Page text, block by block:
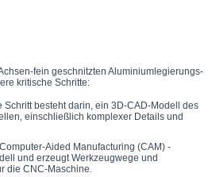
fein geschnitzten Aluminiumlegierungs-
kritische Schritte:
Schritt besteht darin, ein 3D-CAD-Modell des
einschließlich komplexer Details und
Aided Manufacturing (CAM) -
und erzeugt Werkzeugwege und
die CNC-Maschine.